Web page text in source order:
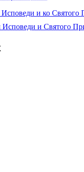
Исповеди и Святого